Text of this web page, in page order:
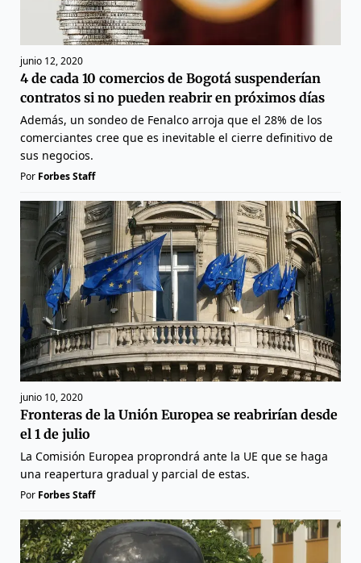
junio 12, 2020
4 de cada 10 comercios de Bogotá suspenderían
contratos si no pueden reabrir en próximos días
Además, un sondeo de Fenalco arroja que el 28% de los
comerciantes cree que es inevitable el cierre definitivo de
sus negocios.
Por Forbes Staff
junio 10, 2020
Fronteras de la Unión Europea se reabrirían desde
el 1 de julio
La Comisión Europea proprondrá ante la UE que se haga
una reapertura gradual y parcial de estas.
Por Forbes Staff